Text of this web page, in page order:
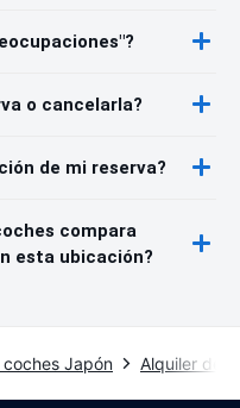
o cancelarla?
de mi reserva?
compara
esta ubicación?
Japón Alquiler de